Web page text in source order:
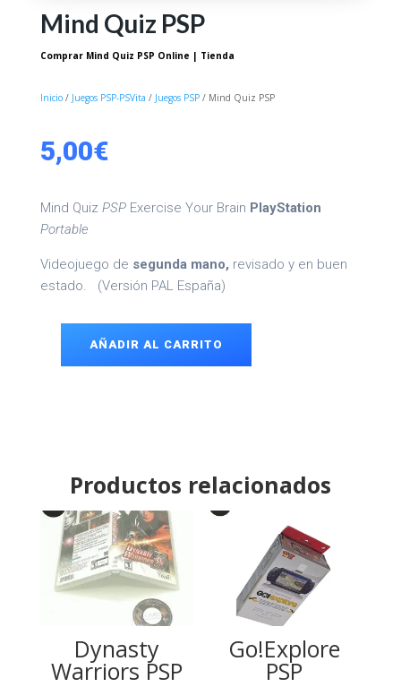
Mind Quiz PSP
Comprar Mind Quiz PSP Online | Tienda
Inicio/ Juegos PSP-PSVita / Juegos PSP/ Mind Quiz PSP
5,00€
Mind Quiz PSPExercise Your Brain PlayStation
Portable
Videojuego de segunda mano, revisado y en buen
estado.
(Versión PAL España)
Quiz
AÑADIR AL CARRITO
Productos relacionados
Dynasty
Warriors PSP
Go!Explore
PSP